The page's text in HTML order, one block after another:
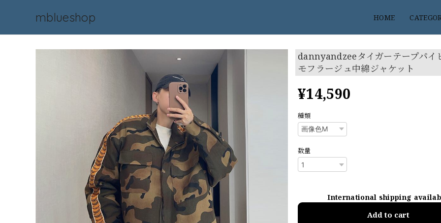
mblueshop HOME
dannyandzeeタイガーテープパイ
モフラージュ中綿ジャケット
¥14,590
種類
数量
International shipping
Add to cart